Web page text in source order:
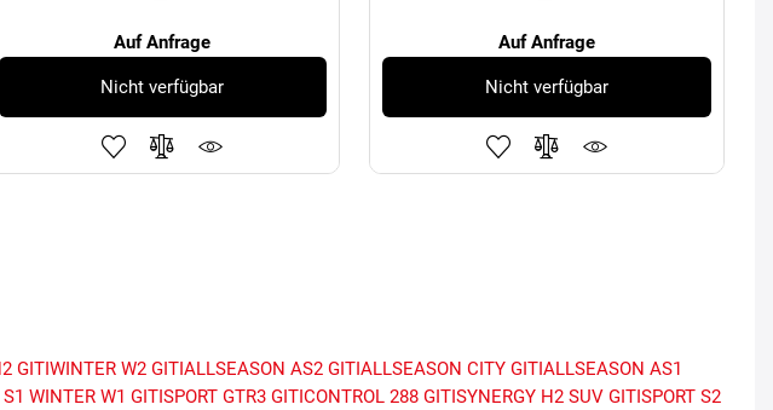
Auf Anfrage
Nicht verfügbar
Auf Anfrage
Nicht verfügbar
GITIWINTER W2 GITIALLSEASON AS2 GITIALLSEASON CITY GITIALLSEASON AS1
WINTER W1 GITISPORT GTR3 GITICONTROL 288 GITISYNERGY H2 SUV GITISPORT S2